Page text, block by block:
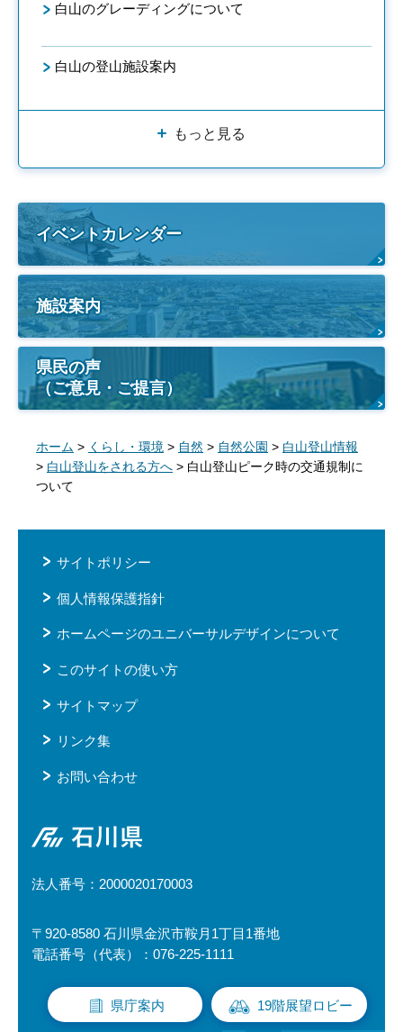
白山のグレーディングについて
白山の登山施設案内
もっと見る
イベントカレンダー
施設案内
県民の声
（ご意見・ご提言）
ホーム > くらし・環境 > 自然 > 自然公園 > 白山登山情報
> 白山登山をされる方へ > 白山登山ピーク時の交通規制に
ついて
サイトポリシー
個人情報保護指針
ホームページのユニバーサルデザインについて
このサイトの使い方
サイトマップ
リンク集
お問い合わせ
石川県
法人番号：2000020170003
〒920-8580 石川県金沢市鞍月1丁目1番地
電話番号（代表）：076-225-1111
県庁案内 19階展望ロビー